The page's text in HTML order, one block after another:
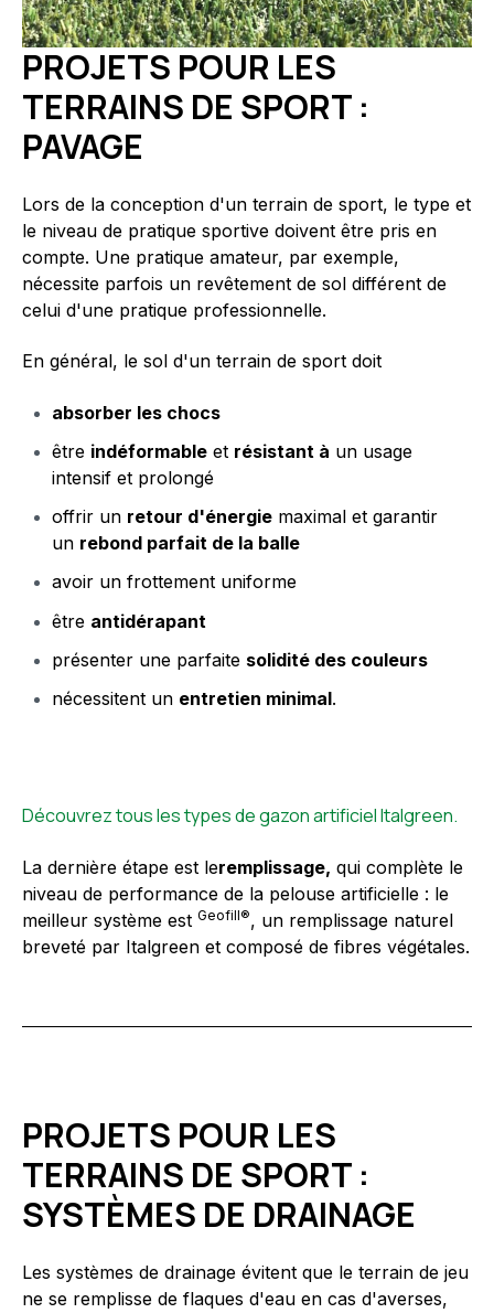
PROJETS POUR LES
TERRAINS DE SPORT :
PAVAGE
Lors de la conception d'un terrain de sport, le type et
le niveau de pratique sportive doivent être pris en
compte. Une pratique amateur, par exemple,
nécessite parfois un revêtement de sol différent de
celui d'une pratique professionnelle.
En général, le sol d'un terrain de sport doit
absorber les chocs
être indéformable et résistant à un usage
intensif et prolongé
offrir un retour d'énergie maximal et garantir
un rebond parfait de la balle
avoir un frottement uniforme
être antidérapant
présenter une parfaite solidité des couleurs
nécessitent un entretien minimal.
Découvrez tous les types de gazon artificiel Italgreen.
La dernière étape est leremplissage, qui complète le
niveau de performance de la pelouse artificielle : le
meilleur système est Geofill®, un remplissage naturel
breveté par Italgreen et composé de fibres végétales.
PROJETS POUR LES
TERRAINS DE SPORT :
SYSTÈMES DE DRAINAGE
Les systèmes de drainage évitent que le terrain de jeu
ne se remplisse de flaques d'eau en cas d'averses,